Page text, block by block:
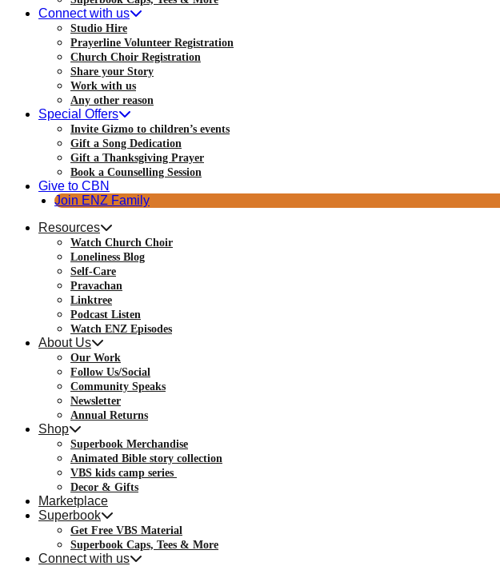
Connect with us
Studio Hire
Prayerline Volunteer Registration
Church Choir Registration
Share your Story
Work with us
Any other reason
Special Offers
Invite Gizmo to children’s events
Gift a Song Dedication
Gift a Thanksgiving Prayer
Book a Counselling Session
Give to CBN
Join ENZ Family
Resources
Watch Church Choir
Loneliness Blog
Self-Care
Pravachan
Linktree
Podcast Listen
Watch ENZ Episodes
About Us
Our Work
Follow Us/Social
Community Speaks
Newsletter
Annual Returns
Shop
Superbook Merchandise
Animated Bible story collection
VBS kids camp series
Decor & Gifts
Marketplace
Superbook
Get Free VBS Material
Superbook Caps, Tees & More
Connect with us